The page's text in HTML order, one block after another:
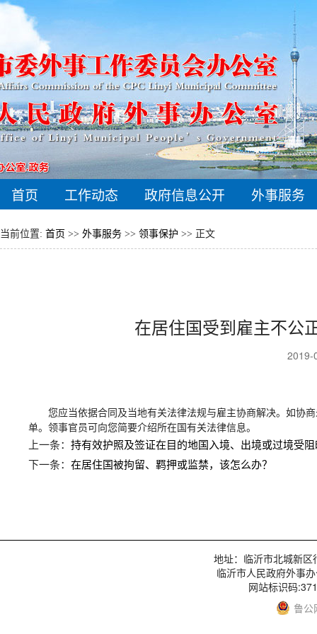
首页 工作动态 政府信息公开 外事服务
当前位置: 首页 >> 外事服务 >> 领事保护 >> 正文
在居住国受到雇主不公
2019-
您应当依据合同及当地有关法律法规与雇主协商解决。如协
单。领事官员可向您简要介绍所在国有关法律信息。
上一条： 持有效护照及签证在目的地国入境、出境或过境受
下一条： 在居住国被拘留、羁押或监禁，该怎么办？
地址：临沂市北城新
临沂市人民政府外事
网站标识码
鲁公